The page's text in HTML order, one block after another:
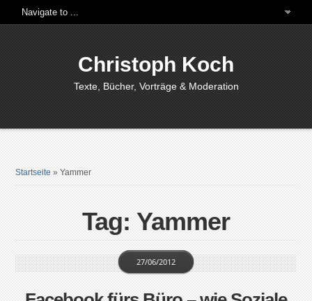
Christoph Koch
Texte, Bücher, Vorträge & Moderation
Startseite »Yammer
Tag: Yammer
27/06/2012